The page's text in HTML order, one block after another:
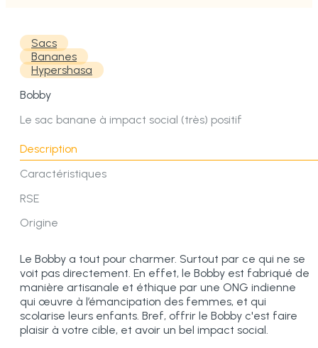
Sacs
Bananes
Hypershasa
Bobby
Le sac banane à impact social (très) positif
Description
Caractéristiques
RSE
Origine
Le Bobby a tout pour charmer. Surtout par ce qui ne se
voit pas directement. En effet, le Bobby est fabriqué de
manière artisanale et éthique par une ONG indienne
qui œuvre à l’émancipation des femmes, et qui
scolarise leurs enfants. Bref, offrir le Bobby c'est faire
plaisir à votre cible, et avoir un bel impact social.